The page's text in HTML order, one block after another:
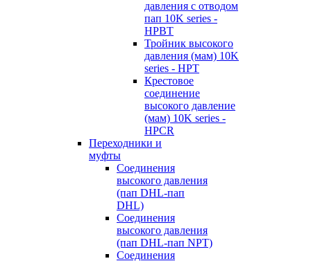
давления с отводом
пап 10K series -
HPBT
Тройник высокого
давления (мам) 10K
series - HPT
Крестовое
соединение
высокого давление
(мам) 10K series -
HPCR
Переходники и
муфты
Cоединения
высокого давления
(пап DHL-пап
DHL)
Соединения
высокого давления
(пап DHL-пап NPT)
Соединения